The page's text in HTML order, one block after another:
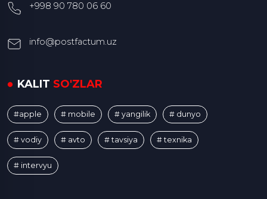
+998 90 780 06 60
info@postfactum.uz
KALIT SO'ZLAR
#apple # mobile # yangilik # dunyo
# vodiy # avto # tavsiya # texnika
# intervyu